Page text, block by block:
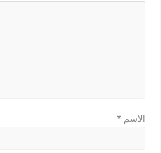
الاسم*